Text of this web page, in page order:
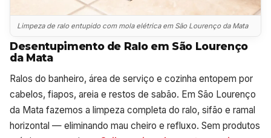
Limpeza de ralo entupido com mola elétrica em São Lourenço da Mata
Desentupimento de Ralo em São Lourenço
da Mata
Ralos do banheiro, área de serviço e cozinha entopem por
cabelos, fiapos, areia e restos de sabão. Em São Lourenço
da Mata fazemos a limpeza completa do ralo, sifão e ramal
horizontal — eliminando mau cheiro e refluxo. Sem produtos